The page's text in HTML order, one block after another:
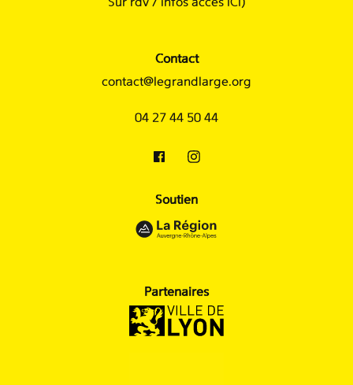
Contact
contact@legrandlarge.org
04 27 44 50 44
Soutien
Partenaires